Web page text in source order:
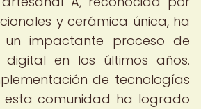
y cerámica única, ha
un impactante proceso de
digital en los últimos años.
de tecnologías
esta comunidad ha logrado